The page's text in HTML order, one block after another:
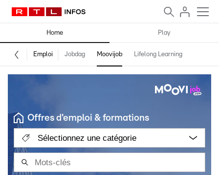
Home Play
Emploi Jobdag Moovijob Lifelong Learning
Offres d'emploi & formations
Sélectionnez une catégorie